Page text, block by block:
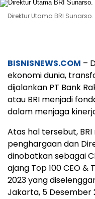
Direktur Utama BRI Sunarso.
BISNISNEWS.COM –
ekonomi dunia,
dijalankan PT Bank
atau BRI menjadi
dalam menjaga
Atas hal tersebut,
penghargaan dan
dinobatkan sebagai
ajang Top 100 CEO &
2023 yang
Jakarta, 5 Desember